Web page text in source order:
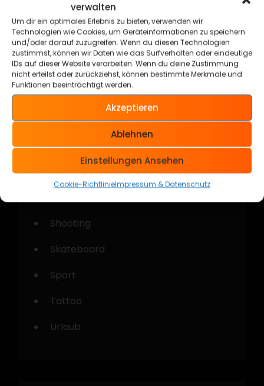
verwalten
Um dir ein optimales Erlebnis zu bieten, verwenden wir
Technologien wie Cookies, um Geräteinformationen zu speichern
und/oder darauf zuzugreifen. Wenn du diesen Technologien
zustimmst, können wir Daten wie das Surfverhalten oder eindeutige
IDs auf dieser Website verarbeiten. Wenn du deine Zustimmung
nicht erteilst oder zurückziehst, können bestimmte Merkmale und
Funktionen beeinträchtigt werden.
Akzeptieren
Ablehnen
Einstellungen Ansehen
Cookie-RichtlinieImpressum & Datenschutz
Technorama Kassel 2024
Kategorien
Allgemein
Cars & Bikes
Kustom Kulture
Shooting
Skateboard
Sport
Tattoo
Urlaub